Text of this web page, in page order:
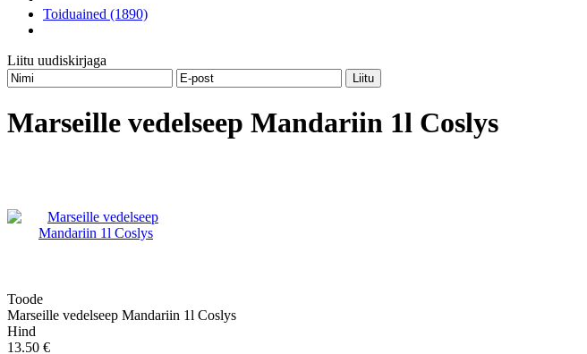
Toiduained (1890)
Liitu uudiskirjaga
Marseille vedelseep Mandariin 1l Coslys
Toode
Marseille vedelseep Mandariin 1l Coslys
Hind
13.50 €